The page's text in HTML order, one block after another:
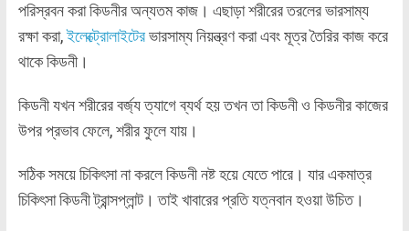
পরিস্রবন করা কিডনীর অন্যতম কাজ। এছাড়া শরীরের তরলের ভারসাম্য
রক্ষা করা,ইলেক্ট্রোলাইটেরভারসাম্য নিয়ন্ত্রণ করা এবং মূত্র তৈরির কাজ করে
থাকে কিডনী।
কিডনী যখন শরীরের বর্জ্য ত্যাগে ব্যর্থ হয় তখন তা কিডনী ও কিডনীর কাজের
উপর প্রভাব ফেলে, শরীর ফুলে যায়।
সঠিক সময়ে চিকিৎসা না করলে কিডনী নষ্ট হয়ে যেতে পারে। যার একমাত্র
চিকিৎসা কিডনী ট্রান্সপ্লান্ট। তাই খাবারের প্রতি যত্নবান হওয়া উচিত।